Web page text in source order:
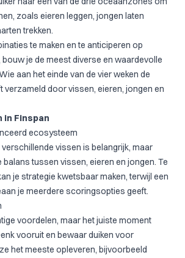
zoals eieren leggen, jongen laten
trekken.
te maken en te anticiperen op
je de meest diverse en waardevolle
aan het einde van de vier weken de
verzameld door vissen, eieren, jongen en
in Finspan
ecosysteem
vissen is belangrijk, maar
tussen vissen, eieren en jongen. Te
je strategie kwetsbaar maken, terwijl een
je meerdere scoringsopties geeft.
voordelen, maar het juiste moment
vooruit en bewaar duiken voor
het meeste opleveren, bijvoorbeeld